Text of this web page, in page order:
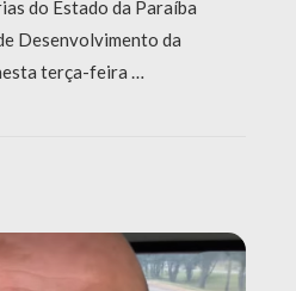
do Estado da Paraíba
Desenvolvimento da
terça-feira …